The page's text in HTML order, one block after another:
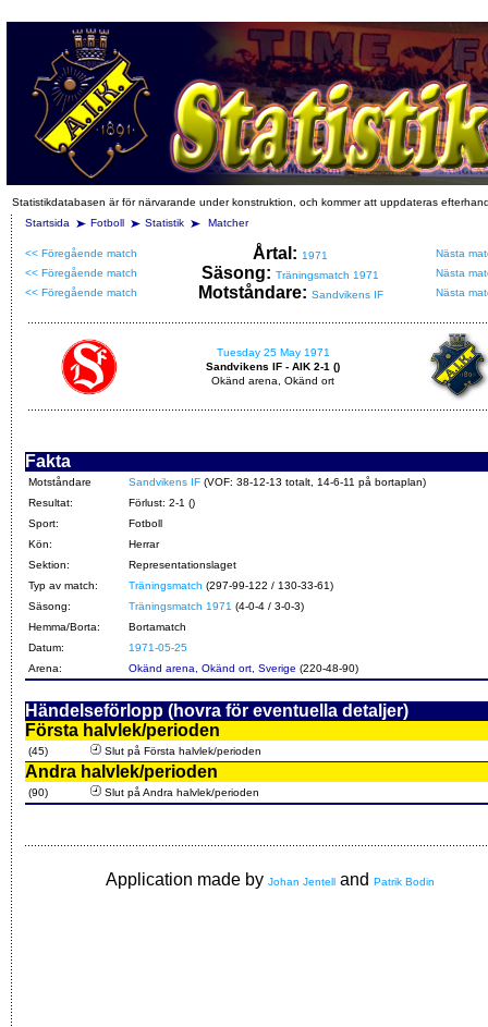
Statistikdatabasen är för närvarande under konstruktion, och kommer att uppdateras
Startsida
Fotboll Statistik Matcher
<< Föregående match Årtal: 1971
Nästa
<< Föregående match
Säsong: Träningsmatch 1971
Nästa
<< Föregående match
Motståndare: Sandvikens IF Nästa
Tuesday 25 May 1971
Sandvikens IF - AIK 2-1 ()
Okänd arena, Okänd ort
Fakta
Motståndare Sandvikens IF (VOF: 38-12-13 totalt, 14-6-11 på bortaplan)
Resultat:
Förlust: 2-1 ()
Sport:
Fotboll
Kön:
Herrar
Sektion:
Representationslaget
Typ av match:
Träningsmatch (297-99-122 / 130-33-61)
Säsong:
Träningsmatch 1971 (4-0-4 / 3-0-3)
Hemma/Borta:
Bortamatch
Datum:
1971-05-25
Arena:
Okänd arena, Okänd ort, Sverige (220-48-90)
Händelseförlopp (hovra för eventuella detaljer)
Första halvlek/perioden
(45) Slut på Första halvlek/perioden
Andra halvlek/perioden
(90) Slut på Andra halvlek/perioden
Application made by Johan Jentell and Patrik Bodin